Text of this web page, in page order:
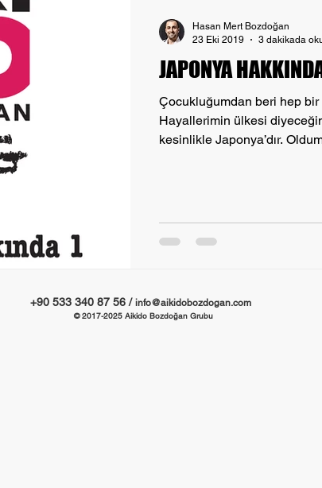
JAPONYA
Çocukluğumdan beri hep
Hayallerimin ülkesi
kesinlikle Japonya’dır.
Hasan Mert Bozdoğan
23 Eki 2019
3 dakikada
+90 533 340 87 56 / info@aikidobozdogan.com
© 2017-2025 Aikido Bozdoğan Grubu